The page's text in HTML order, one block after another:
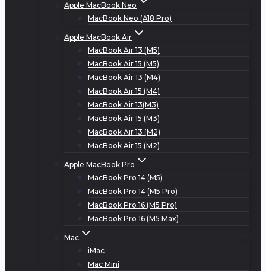
Apple MacBook Neo
MacBook Neo (A18 Pro)
Apple MacBook Air
MacBook Air 13 (M5)
MacBook Air 15 (M5)
MacBook Air 13 (M4)
MacBook Air 15 (M4)
MacBook Air 13(M3)
MacBook Air 15 (M3)
MacBook Air 13 (M2)
MacBook Air 15 (M2)
Apple MacBook Pro
MacBook Pro 14 (M5)
MacBook Pro 14 (M5 Pro)
MacBook Pro 16 (M5 Pro)
MacBook Pro 16 (M5 Max)
Mac
iMac
Mac Mini